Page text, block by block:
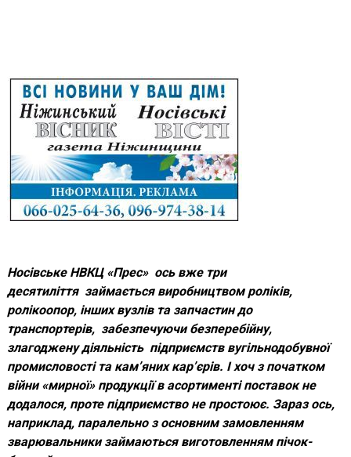
Носівське НВКЦ «Прес» ось вже три
десятиліття займається виробництвом роліків,
ролікоопор, інших вузлів та запчастин до
транспортерів, забезпечуючи безперебійну,
злагоджену діяльність підприємств вугільнодобувної
промисловості та кам’яних кар’єрів. І хоч з початком
війни «мирної» продукції в асортименті поставок не
додалося, проте підприємство не простоює. Зараз ось,
наприклад, паралельно з основним замовленням
зварювальники займаються виготовленням пічок-